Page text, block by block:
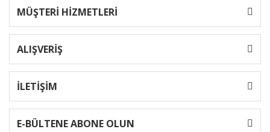
MÜŞTERİ HİZMETLERİ
ALIŞVERİŞ
İLETİŞİM
E-BÜLTENE ABONE OLUN